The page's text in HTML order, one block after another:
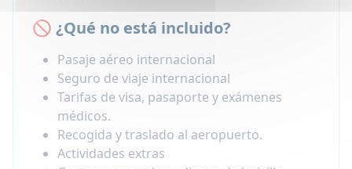
🚫 ¿Qué no está incluido?
Pasaje aéreo internacional
Seguro de viaje internacional
Tarifas de visa, pasaporte y exámenes
médicos.
Recogida y traslado al aeropuerto.
Actividades extras